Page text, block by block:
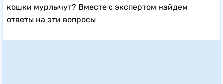
кошки мурлычут? Вместе с экспертом найдем
ответы на эти вопросы